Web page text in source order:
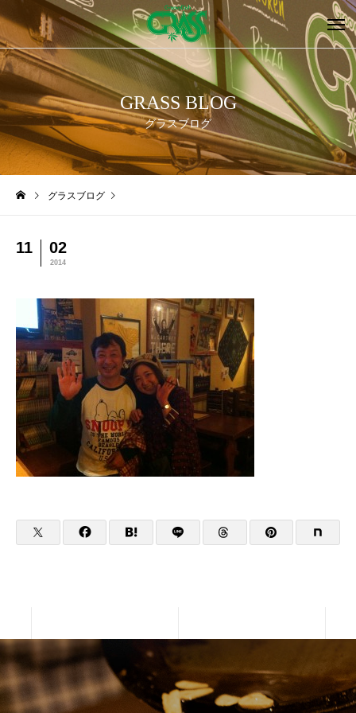
GRASS BLOG
グラスブログ
グラスブログ
11 02
2014